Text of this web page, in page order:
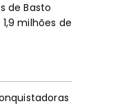
de Basto
milhões de